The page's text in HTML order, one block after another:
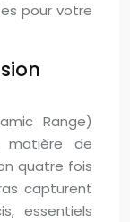
pour votre
Range)
matière de
quatre fois
capturent
essentiels